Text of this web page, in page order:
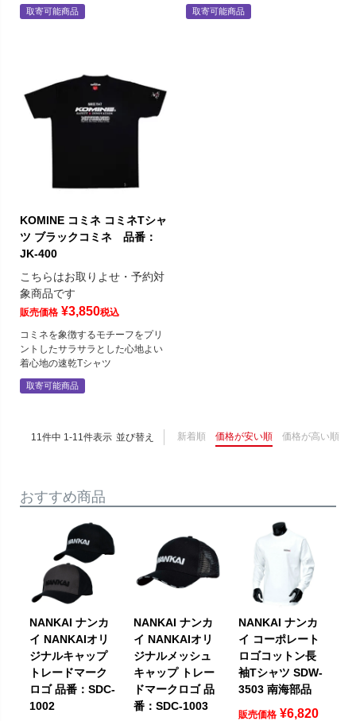
取寄可能商品 取寄可能商品
KOMINE コミネ コミネTシャ
ツ ブラックコミネ 品番：
JK-400
こちらはお取りよせ・予約対
象商品です
販売価格 ¥3,850税込
コミネを象徴するモチーフをプリ
ントしたサラサラとした心地よい
着心地の速乾Tシャツ
取寄可能商品
並び替え 新着順 価格が安い順 価格が高い順
11件中 1-11件表示
おすすめ商品
NANKAI ナンカ
イ NANKAIオリ
ジナルキャップ
トレードマーク
ロゴ 品番：SDC-
1002
NANKAI ナンカ
イ NANKAIオリ
ジナルメッシュ
キャップ トレー
ドマークロゴ 品
番：SDC-1003
NANKAI ナンカ
イ コーポレート
ロゴコットン長
袖Tシャツ SDW-
3503 南海部品
販売価格 ¥6,820